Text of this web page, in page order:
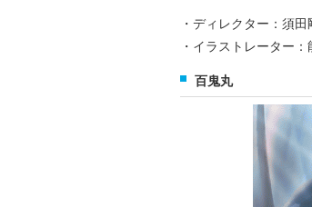
・ディレクター：須
・イラストレーター
百鬼丸